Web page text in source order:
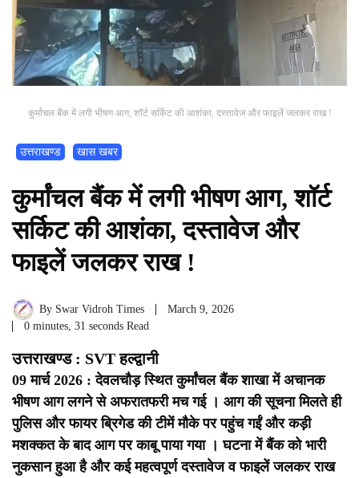
कुर्मांचल बैंक में लगी भीषण आग, शॉर्ट सर्किट की आशंका, दस्तावेज और फाइलें जलकर राख !
उत्तराखण्ड खास खबर
कुर्मांचल बैंक में लगी भीषण आग, शॉर्ट
सर्किट की आशंका, दस्तावेज और
फाइलें जलकर राख !
By Swar Vidroh Times
March 9, 2026
0 minutes, 31 seconds Read
उत्तराखण्ड : SVT हल्द्वानी
09 मार्च 2026 : देवलचौड़ स्थित कुर्मांचल बैंक शाखा में अचानक
भीषण आग लगने से अफरातफरी मच गई । आग की सूचना मिलते ही
पुलिस और फायर ब्रिगेड की टीमें मौके पर पहुंच गईं और कड़ी
मशक्कत के बाद आग पर काबू पाया गया । घटना में बैंक को भारी
नुकसान हुआ है और कई महत्वपूर्ण दस्तावेज व फाइलें जलकर राख